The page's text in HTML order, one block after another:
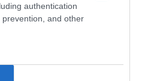
authentication
and other